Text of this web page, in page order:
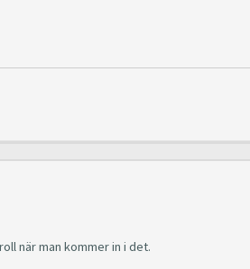
när man kommer in i det.